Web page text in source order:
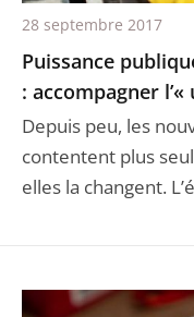
Puissance
: accompagner
Depuis peu, les
contentent plus
elles la changent.
28 septembre 2017